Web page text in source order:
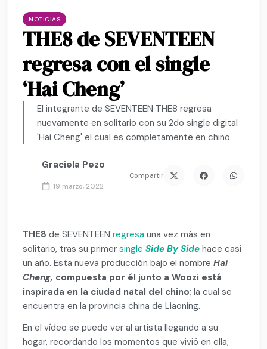
NOTICIAS
THE8 de SEVENTEEN
regresa con el single
‘Hai Cheng’
El integrante de SEVENTEEN THE8 regresa
nuevamente en solitario con su 2do single digital
'Hai Cheng' el cual es completamente en chino.
Graciela Pezo
19 marzo, 2022
Compartir
THE8 de SEVENTEENregresa una vez más en
solitario, tras su primersingle Side By Side hace casi
un año. Esta nueva producción bajo el nombreHai
Cheng, compuesta por él junto a Woozi está
inspirada en la ciudad natal del chino; la cual se
encuentra en la provincia china de Liaoning.
En el vídeo se puede ver al artista llegando a su
hogar, recordando los momentos que vivió en ella;